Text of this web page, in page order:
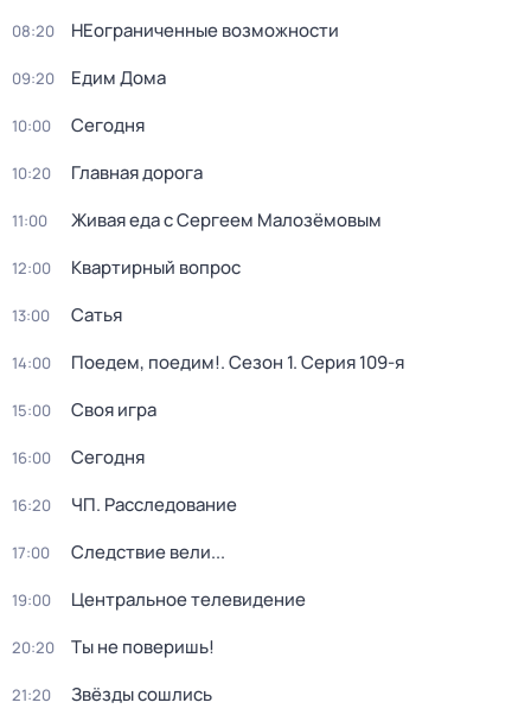
08:20 НЕограниченные возможности
09:20 Едим Дома
10:00 Сегодня
10:20 Главная дорога
11:00 Живая еда с Сергеем Малозёмовым
12:00 Квартирный вопрос
13:00 Сатья
14:00 Поедем, поедим!. Сезон 1. Серия 109-я
15:00 Своя игра
16:00 Сегодня
16:20 ЧП. Расследование
17:00 Следствие вели...
19:00 Центральное телевидение
20:20 Ты не поверишь!
21:20 Звёзды сошлись